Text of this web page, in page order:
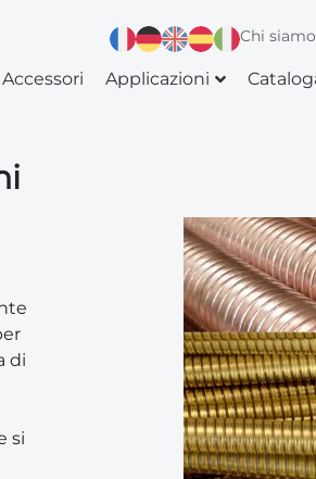
Chi
Accessori Applicazioni
di
si